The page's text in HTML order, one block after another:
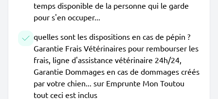
temps disponible de la personne qui le garde
pour s'en occuper...
quelles sont les dispositions en cas de pépin ?
Garantie Frais Vétérinaires pour rembourser les
frais, ligne d'assistance vétérinaire 24h/24,
Garantie Dommages en cas de dommages créés
par votre chien... sur Emprunte Mon Toutou
tout ceci est inclus